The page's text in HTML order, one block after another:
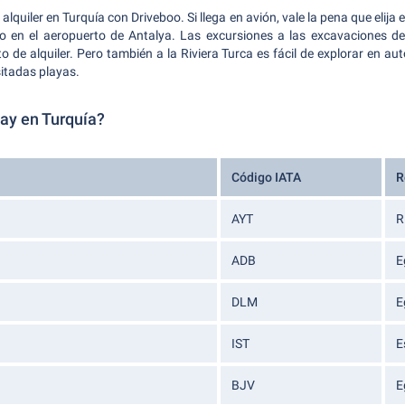
en Turquía con Driveboo. Si llega en avión, vale la pena que
en el aeropuerto de Antalya. Las excursiones a las excavaciones
de alquiler. Pero también a la Riviera Turca es fácil de explorar en
playas.
en Turquía?
Código IATA
AYT
ADB
DLM
IST
BJV